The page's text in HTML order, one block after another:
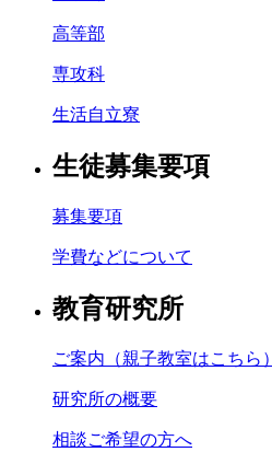
高等部
専攻科
生活自立寮
生徒募集要項
募集要項
学費などについて
教育研究所
ご案内（親子教室はこちら）
研究所の概要
相談ご希望の方へ